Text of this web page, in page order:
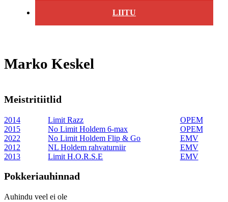
LIITU
Marko Keskel
Meistritiitlid
2014 Limit Razz
OPEM
2015
No Limit Holdem 6-max
OPEM
2022
No Limit Holdem Flip & Go
EMV
2012
NL Holdem rahvaturniir
EMV
2013
Limit H.O.R.S.E EMV
Pokkeriauhinnad
Auhindu veel ei ole